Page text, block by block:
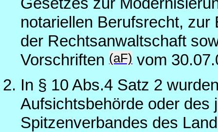
notariellen Berufsrecht,
der Rechtsanwaltschaft
Vorschriften (aF) vom
In § 10 Abs.4 Satz 2
Aufsichtsbehörde oder des
Spitzenverbandes des